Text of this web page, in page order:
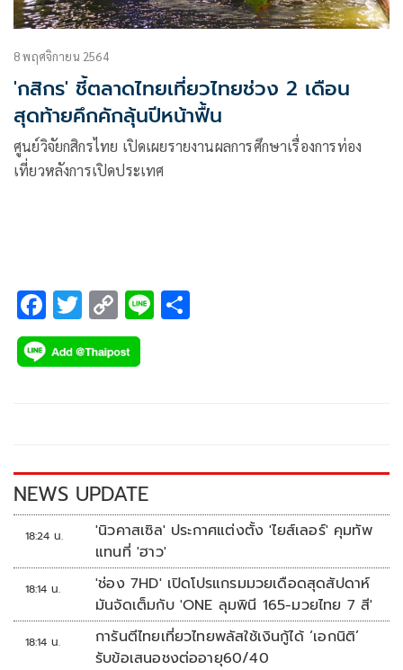
8 พฤศจิกายน 2564
'กสิกร' ชี้ตลาดไทยเที่ยวไทยช่วง 2 เดือน
สุดท้ายคึกคักลุ้นปีหน้าฟื้น
ศูนย์วิจัยกสิกรไทย เปิดเผยรายงานผลการศึกษาเรื่องการท่อง
เที่ยวหลังการเปิดประเทศ
F
ac
e
k
T
wi
tt
C
o
p
k
Li
NEWS UPDATE
18:24 น.
'นิวคาสเซิล' ประกาศแต่งตั้ง 'ไยส์เลอร์' คุมทัพ
แทนที่ 'ฮาว'
18:14 น.
'ช่อง 7HD' เปิดโปรแกรมมวยเดือดสุดสัปดาห์
มันจัดเต็มกับ 'ONE ลุมพินี 165-มวยไทย 7 สี'
18:14 น.
การันตีไทยเที่ยวไทยพลัสใช้เงินกู้ได้ ‘เอกนิติ’
รับข้อเสนอชงต่ออายุ60/40